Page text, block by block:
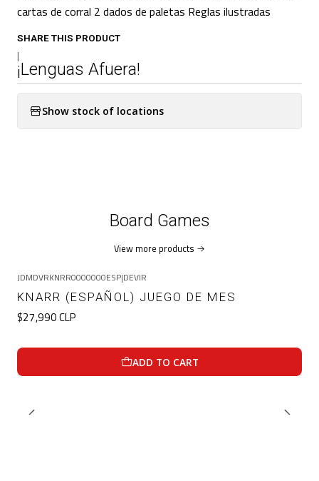
cartas de corral 2 dados de paletas Reglas ilustradas
SHARE THIS PRODUCT
|
¡Lenguas Afuera!
Show stock of locations
Board Games
View more products
JDMDVRKNRR0000000ESP|DEVIR
KNARR (ESPAÑOL) JUEGO DE MES
$27,990 CLP
ADD TO CART